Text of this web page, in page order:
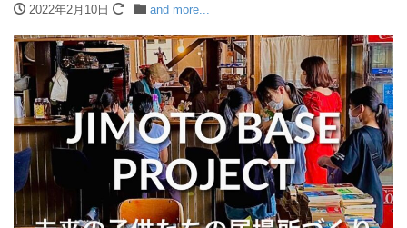
2022年2月10日 and more...